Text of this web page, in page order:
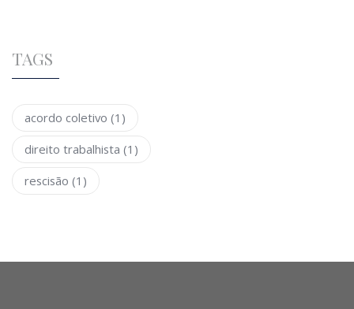
TAGS
acordo coletivo (1)
direito trabalhista (1)
rescisão (1)